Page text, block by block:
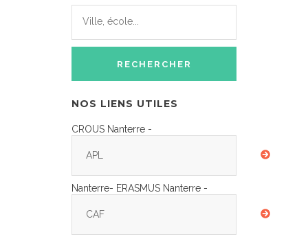
NOS LIENS UTILES
CROUS Nanterre -
APL
Nanterre- ERASMUS Nanterre -
CAF